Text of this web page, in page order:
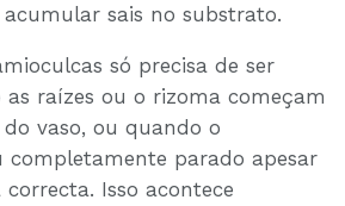
sais no substrato.
só precisa de ser
raízes ou o rizoma começam
vaso, ou quando o
completamente parado apesar
Isso acontece